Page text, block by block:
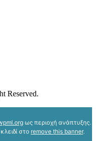
Reserved.
ως περιοχή ανάπτυξης.
στο remove this banner.